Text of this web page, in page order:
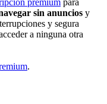
premium para
sin anuncios y
y segura
a ninguna otra
.